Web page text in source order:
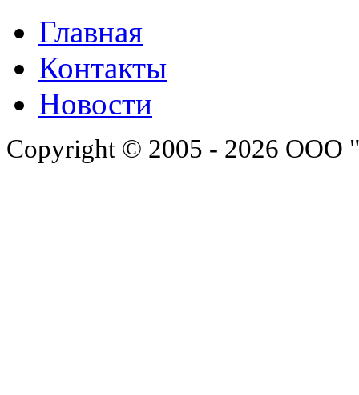
Главная
Контакты
Новости
Copyright © 2005 - 2026 ООО